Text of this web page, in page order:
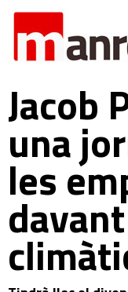
Jacob
una
les